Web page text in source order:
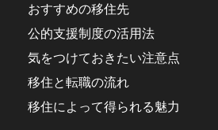
おすすめの移住先
公的支援制度の活用法
気をつけておきたい注意点
移住と転職の流れ
移住によって得られる魅力